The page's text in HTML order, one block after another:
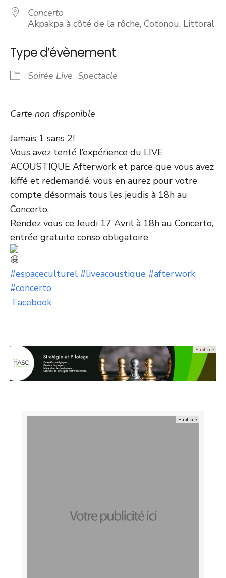
Concerto
Akpakpa à côté de la rôche, Cotonou, Littoral
Type d’évènement
Soirée Live Spectacle
Carte non disponible
Jamais 1 sans 2!
Vous avez tenté l’expérience du LIVE
ACOUSTIQUE Afterwork et parce que vous avez
kiffé et redemandé, vous en aurez pour votre
compte désormais tous les jeudis à 18h au
Concerto.
Rendez vous ce Jeudi 17 Avril à 18h au Concerto,
entrée gratuite conso obligatoire
#espaceculturel #liveacoustique #afterwork
#concerto
Facebook